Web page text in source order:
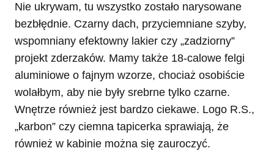
Nie ukrywam, tu wszystko zostało narysowane
bezbłędnie. Czarny dach, przyciemniane szyby,
wspomniany efektowny lakier czy „zadziorny”
projekt zderzaków. Mamy także 18-calowe felgi
aluminiowe o fajnym wzorze, chociaż osobiście
wolałbym, aby nie były srebrne tylko czarne.
Wnętrze również jest bardzo ciekawe. Logo R.S.,
„karbon” czy ciemna tapicerka sprawiają, że
również w kabinie można się zauroczyć.